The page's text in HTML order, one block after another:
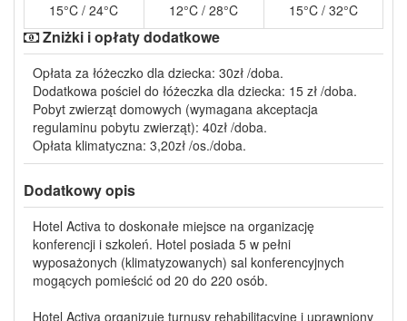
15°C / 24°C 12°C / 28°C 15°C / 32°C
Zniżki i opłaty dodatkowe
Opłata za łóżeczko dla dziecka: 30zł /doba.
Dodatkowa pościel do łóżeczka dla dziecka: 15 zł /doba.
Pobyt zwierząt domowych (wymagana akceptacja
regulaminu pobytu zwierząt): 40zł /doba.
Opłata klimatyczna: 3,20zł /os./doba.
Dodatkowy opis
Hotel Activa to doskonałe miejsce na organizację
konferencji i szkoleń. Hotel posiada 5 w pełni
wyposażonych (klimatyzowanych) sal konferencyjnych
mogących pomieścić od 20 do 220 osób.
Hotel Activa organizuje turnusy rehabilitacyjne i uprawniony